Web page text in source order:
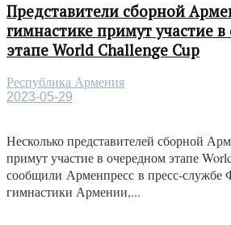
Представители сборной
гимнастике примут участие
этапе World Challenge Cup
Республика Армения
2023-05-29
Несколько представителей сборной
примут участие в очередном этапе
сообщили Арменпресс в пресс-службе
гимнастики Армении,...